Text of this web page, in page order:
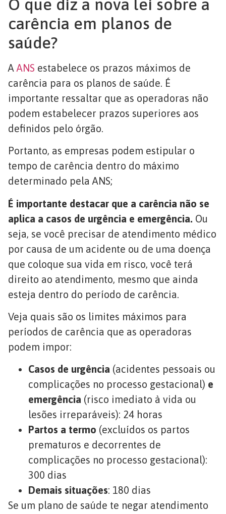
O que diz a nova lei sobre a
carência em planos de
saúde?
A ANS estabelece os prazos máximos de
carência para os planos de saúde. É
importante ressaltar que as operadoras não
podem estabelecer prazos superiores aos
definidos pelo órgão.
Portanto, as empresas podem estipular o
tempo de carência dentro do máximo
determinado pela ANS;
É importante destacar que a carência não se
aplica a casos de urgência e emergência. Ou
seja, se você precisar de atendimento médico
por causa de um acidente ou de uma doença
que coloque sua vida em risco, você terá
direito ao atendimento, mesmo que ainda
esteja dentro do período de carência.
Veja quais são os limites máximos para
períodos de carência que as operadoras
podem impor:
Casos de urgência (acidentes pessoais ou
complicações no processo gestacional) e
emergência (risco imediato à vida ou
lesões irreparáveis): 24 horas
Partos a termo (excluídos os partos
prematuros e decorrentes de
complicações no processo gestacional):
300 dias
Demais situações: 180 dias
Se um plano de saúde te negar atendimento